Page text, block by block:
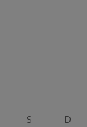
S
D